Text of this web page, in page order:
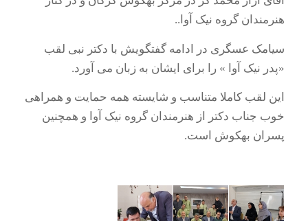
هنرمندان گروه نیک آوا..
سیامک عسگری در ادامه گفتگویش با دکتر نبی لقب
«پدر نیک آوا » را برای ایشان به زبان می آورد.
این لقب کاملا متناسب و شایسته همه حمایت و همراهی
خوب جناب دکتر از هنرمندان گروه نیک آوا و همچنین
پسران بهکوش است.